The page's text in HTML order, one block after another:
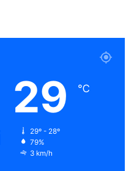
29 ℃
29º - 28º
79%
3 km/h